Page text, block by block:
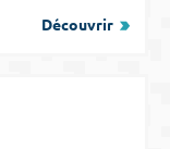
Découvrir